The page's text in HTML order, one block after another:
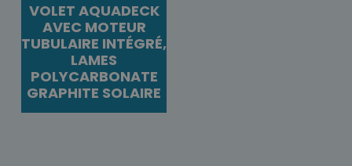
VOLET AQUADECK
AVEC MOTEUR
TUBULAIRE INTÉGRÉ,
LAMES
POLYCARBONATE
GRAPHITE SOLAIRE